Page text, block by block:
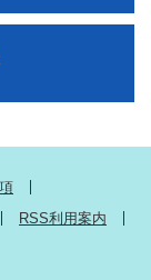
RSS利用案内